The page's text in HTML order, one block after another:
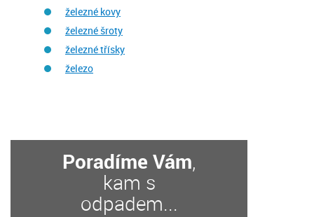
železné kovy
železné šroty
železné třísky
železo
Poradíme Vám,
kam s
odpadem...